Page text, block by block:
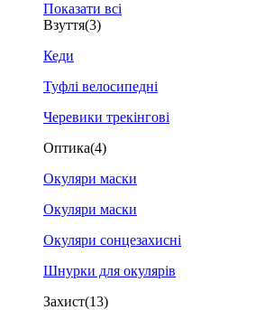
Показати всі
Взуття(3)
Кеди
Туфлі велосипедні
Черевики трекінгові
Оптика(4)
Окуляри маски
Окуляри маски
Окуляри сонцезахисні
Шнурки для окулярів
Захист(13)